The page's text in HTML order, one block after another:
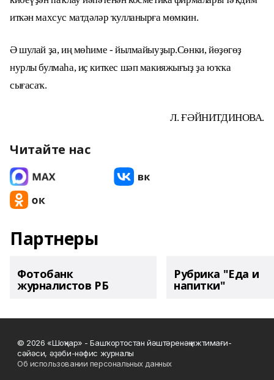
иткән махсус матдәләр ҡулланырға мөмкин.
Ә шулай ҙа, иң мөһиме - йылмайыуҙыр.Сөнки, йөҙөгөҙ
нурлы булмаһа, иҫ киткес шәп макияжығыҙ ҙа юҡҡа
сығасаҡ.
Л. ҒӘЙНИТДИНОВА.
Читайте нас
Партнеры
Фотобанк
журналистов РБ
Рубрика "Еда и
напитки"
© 2026 «Шоңҡар» - Башҡортостан йәштәренәң ижтимағи-
сәйәси, әҙәби-нәфис журналы
Об использовании персональных данных